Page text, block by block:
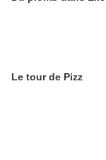
Le tour de Pizz